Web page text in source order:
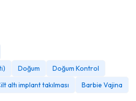
Doğum
Doğum Kontrol
altı implant takılması
Barbie Vajina